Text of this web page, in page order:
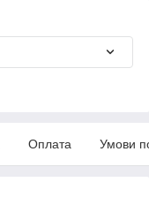
Оплата Умови